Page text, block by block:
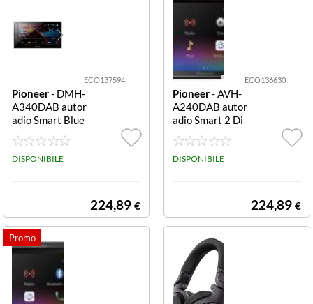
ECO137594
Pioneer- DMH-
A340DAB autor
adio Smart Blue
tooth nero PIO
NEER MONITO
R DMH-A340D
B BLUETOOTH
SLIM
DISPONIBILE
224,89 €
ECO136630
Pioneer- AVH-
A240DAB autor
adio Smart 2 Di
n 200W nero PI
ONEER MONIT
OR AVH-A240D
BDAB USB BLU
ETOOT
DISPONIBILE
224,89 €